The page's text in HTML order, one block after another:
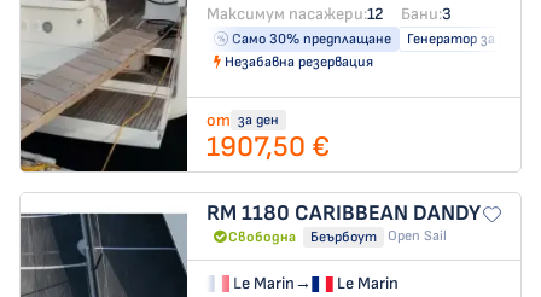
Максимум пасажери:12 Бани:3
Само 30% предплащане
Генератор за ток
Незабавна резервация
от за ден
1907,50 €
RM 1180 CARIBBEAN DANDY
Свободна Беърбоут Open Sail
Le Marin→
Le Marin